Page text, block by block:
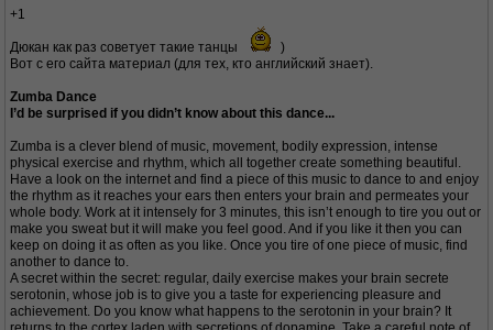
+1
Дюкан как раз советует такие танцы
)
Вот с его сайта материал (для тех, кто английский знает).
Zumba Dance
I’d be surprised if you didn’t know about this dance...
Zumba is a clever blend of music, movement, bodily expression, intense
physical exercise and rhythm, which all together create something beautiful.
Have a look on the internet and find a piece of this music to dance to and enjoy
the rhythm as it reaches your ears then enters your brain and permeates your
whole body. Work at it intensely for 3 minutes, this isn’t enough to tire you out or
make you sweat but it will make you feel good. And if you like it then you can
keep on doing it as often as you like. Once you tire of one piece of music, find
another to dance to.
A secret within the secret: regular, daily exercise makes your brain secrete
serotonin, whose job is to give you a taste for experiencing pleasure and
achievement. Do you know what happens to the serotonin in your brain? It